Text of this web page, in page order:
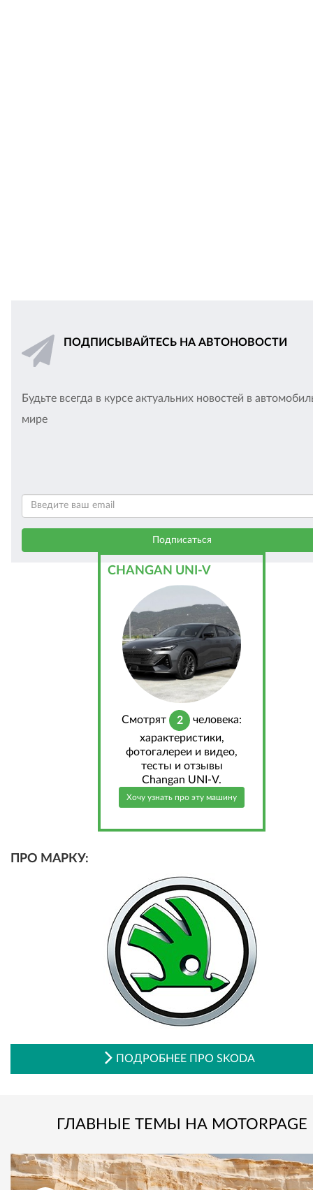
ПОДПИСЫВАЙТЕСЬ НА АВТОНОВОСТИ
Будьте всегда в курсе актуальних новостей в
мире
CHANGAN UNI-V
Cмотрят 2
человека:
характеристики,
фотогалереи и видео,
тесты и отзывы
Changan UNI-V.
Хочу узнать про эту машину
ПРО МАРКУ:
ПОДРОБНЕЕ ПРО SKODA
ГЛАВНЫЕ ТЕМЫ НА MOTORPAGE